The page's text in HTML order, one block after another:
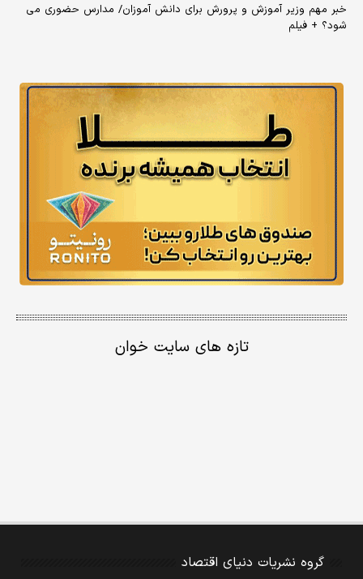
خبر مهم وزیر آموزش و پرورش برای دانش آموزان/ مدارس حضوری می
شود؟ + فیلم
تازه های سایت خوان
گروه نشریات دنیای اقتصاد